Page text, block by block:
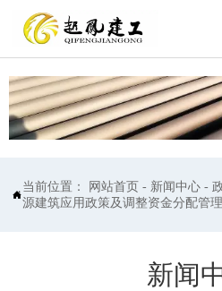

当前位置： 网站首页 - 新闻中心 -
源建筑应用政策及调整资金分配管
新闻